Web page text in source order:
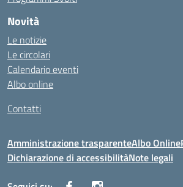
Novità
Le notizie
Le circolari
Calendario eventi
Albo online
Contatti
Amministrazione trasparenteAlbo Online
Dichiarazione di accessibilitàNote legali